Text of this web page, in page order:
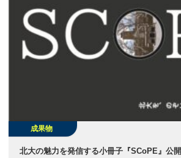
ー
シ
ョ
成果物
北大の魅力を発信する小冊子『SCoPE』公開